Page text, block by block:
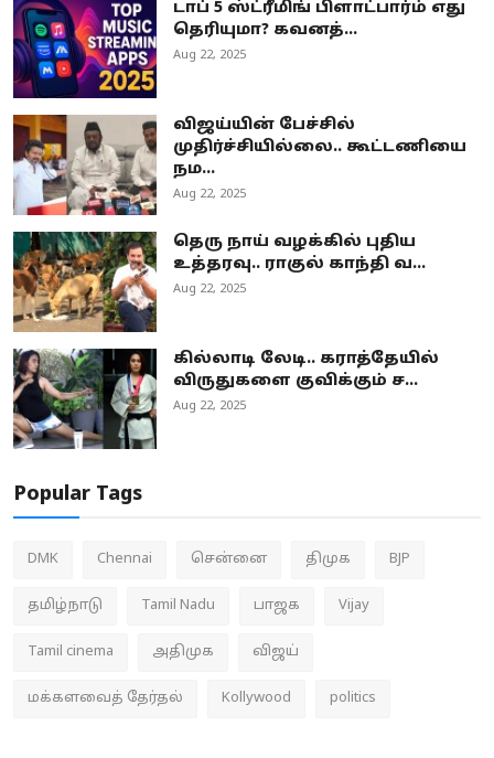
டாப் 5 ஸ்ட்ரீமிங் பிளாட்பார்ம் எது
தெரியுமா? கவனத்...
Aug 22, 2025
விஜய்யின் பேச்சில்
முதிர்ச்சியில்லை.. கூட்டணியை
நம...
Aug 22, 2025
தெரு நாய் வழக்கில் புதிய
உத்தரவு.. ராகுல் காந்தி வ...
Aug 22, 2025
கில்லாடி லேடி.. கராத்தேயில்
விருதுகளை குவிக்கும் ச...
Aug 22, 2025
Popular Tags
DMK Chennai சென்னை திமுக BJP
தமிழ்நாடு Tamil Nadu பாஜக Vijay
Tamil cinema அதிமுக விஜய்
மக்களவைத் தேர்தல் Kollywood politics